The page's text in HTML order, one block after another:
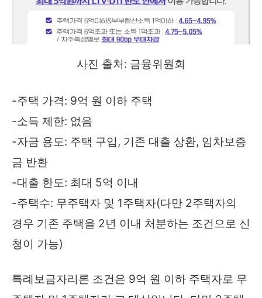
사진 출처: 금융위원회
-주택 가격: 9억 원 이하 주택
-소득 제한: 없음
-자금 용도: 주택 구입, 기존 대출 상환, 임차보증
금 반환
-대출 한도: 최대 5억 이내
-주택수: 무주택자 및 1주택자(다만 2주택자의
경우 기존 주택을 2년 이내 처분하는 조건으로 신
청이 가능)
특례보금자리론 조건은 9억 원 이하 주택자로 무